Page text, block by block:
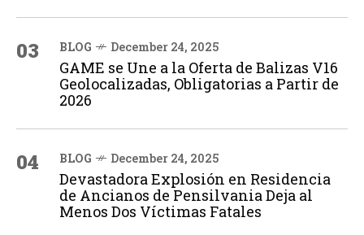
03 BLOG December 24, 2025
GAME se Une a la Oferta de Balizas V16
Geolocalizadas, Obligatorias a Partir de
2026
04 BLOG December 24, 2025
Devastadora Explosión en Residencia
de Ancianos de Pensilvania Deja al
Menos Dos Víctimas Fatales